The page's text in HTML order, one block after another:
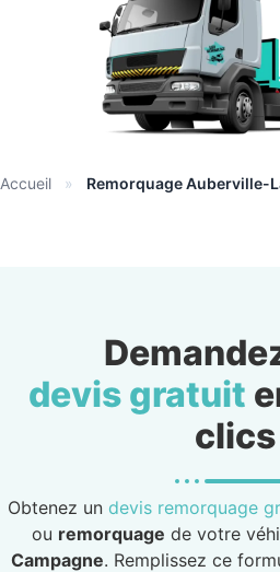
Accueil » Remorquage Auberville-
devis gratuit
clics
Obtenez un devis remorquage
ou remorquage de votre
Campagne. Remplissez ce